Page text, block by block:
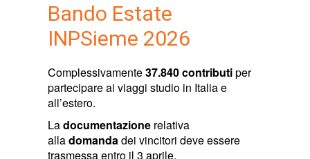
Bando Estate
INPSieme 2026
Complessivamente37.840 contributiper
partecipare ai viaggi studio in Italia e
all’estero.
Ladocumentazione relativa
alladomandadei vincitori deve essere
trasmessa entro il 3 aprile.